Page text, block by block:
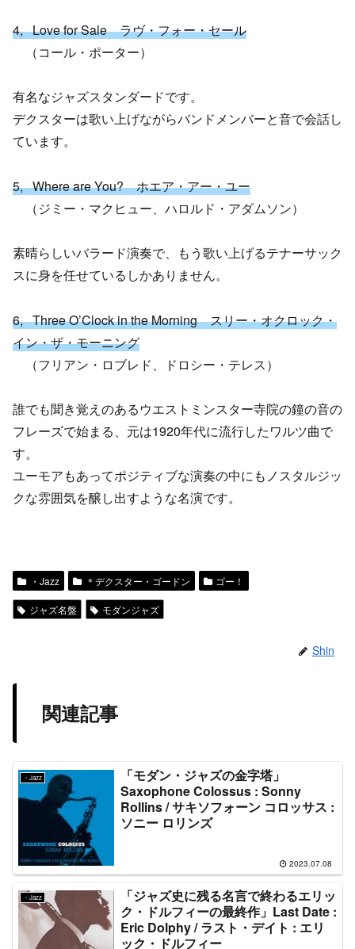
4, Love for Sale ラヴ・フォー・セール
（コール・ポーター）
有名なジャズスタンダードです。
デクスターは歌い上げながらバンドメンバーと音で会話し
ています。
5, Where are You? ホエア・アー・ユー
（ジミー・マクヒュー、ハロルド・アダムソン）
素晴らしいバラード演奏で、もう歌い上げるテナーサック
スに身を任せているしかありません。
6, Three O’Clock in the Morning スリー・オクロック・
イン・ザ・モーニング
（フリアン・ロブレド、ドロシー・テレス）
誰でも聞き覚えのあるウエストミンスター寺院の鐘の音の
フレーズで始まる、元は1920年代に流行したワルツ曲で
す。
ユーモアもあってポジティブな演奏の中にもノスタルジッ
クな雰囲気を醸し出すような名演です。
・Jazz ＊デクスター・ゴードン ゴー！
ジャズ名盤 モダンジャズ
Shin
関連記事
・Jazz
「モダン・ジャズの金字塔」
Saxophone Colossus : Sonny
Rollins / サキソフォーン コロッサス :
ソニー ロリンズ
2023.07.08
・Jazz
「ジャズ史に残る名言で終わるエリッ
ク・ドルフィーの最終作」Last Date :
Eric Dolphy / ラスト・デイト : エリ
ック・ドルフィー